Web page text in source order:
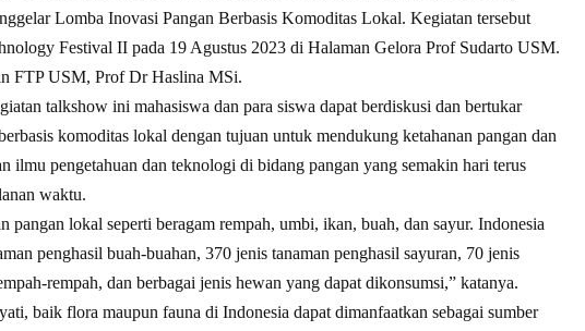
Lomba Inovasi Pangan Berbasis Komoditas Lokal. Kegiatan tersebut
Festival II pada 19 Agustus 2023 di Halaman Gelora Prof Sudarto USM.
FTP USM, Prof Dr Haslina MSi.
talkshow ini mahasiswa dan para siswa dapat berdiskusi dan bertukar
komoditas lokal dengan tujuan untuk mendukung ketahanan pangan dan
ilmu pengetahuan dan teknologi di bidang pangan yang semakin hari terus
waktu.
pangan lokal seperti beragam rempah, umbi, ikan, buah, dan sayur. Indonesia
penghasil buah-buahan, 370 jenis tanaman penghasil sayuran, 70 jenis
rempah, dan berbagai jenis hewan yang dapat dikonsumsi,” katanya.
baik flora maupun fauna di Indonesia dapat dimanfaatkan sebagai sumber